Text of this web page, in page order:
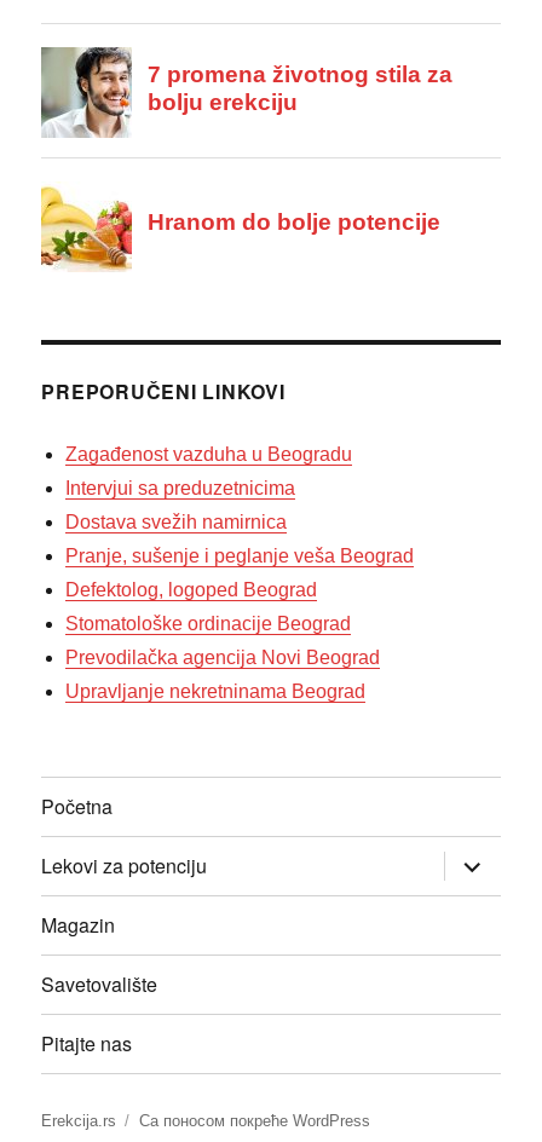
PREPORUČENI LINKOVI
Zagađenost vazduha u Beogradu
Intervjui sa preduzetnicima
Dostava svežih namirnica
Pranje, sušenje i peglanje veša Beograd
Defektolog, logoped Beograd
Stomatološke ordinacije Beograd
Prevodilačka agencija Novi Beograd
Upravljanje nekretninama Beograd
Početna
Lekovi za potenciju
прошири
изборник
дете
Magazin
Savetovalište
Pitajte nas
Erekcija.rs Са поносом покреће WordPress